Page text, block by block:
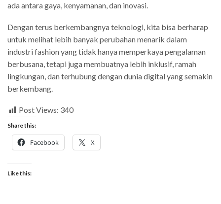
ada antara gaya, kenyamanan, dan inovasi.
Dengan terus berkembangnya teknologi, kita bisa berharap
untuk melihat lebih banyak perubahan menarik dalam
industri fashion yang tidak hanya memperkaya pengalaman
berbusana, tetapi juga membuatnya lebih inklusif, ramah
lingkungan, dan terhubung dengan dunia digital yang semakin
berkembang.
Post Views: 340
Share this:
Facebook X
Like this: